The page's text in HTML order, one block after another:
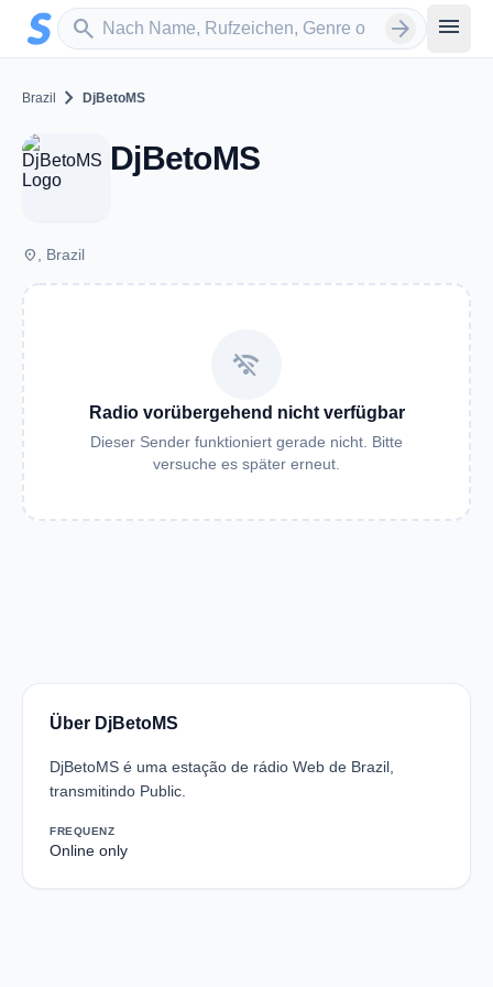
Zum Hauptinhalt springen
search
Sender suchen arrow_forward menu
Brazil chevron_right DjBetoMS
DjBetoMS
place , Brazil
wifi_off
Radio vorübergehend nicht verfügbar
Dieser Sender funktioniert gerade nicht. Bitte
versuche es später erneut.
Über DjBetoMS
DjBetoMS é uma estação de rádio Web de Brazil,
transmitindo Public.
FREQUENZ
Online only